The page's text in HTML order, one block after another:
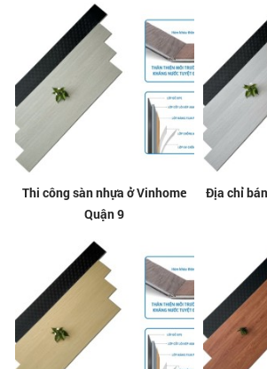
Thi công sàn nhựa ở Vinhome
Quận 9
Địa chỉ